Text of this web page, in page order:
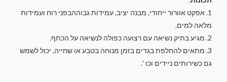
1. אפקט אוורור ייחודי, מבנה יציב, עמידות גבוההבפני רוח ועמידות
מלאה למים.
2. מגיע בתיק נשיאה עם רצועה כפולה לנשיאה על הכתף.
3. מתאים להחלפת בגדים בזמן מנוחה בטבע או שחייה, יכול לשמש
גם כשירותים ניידים וכו '.